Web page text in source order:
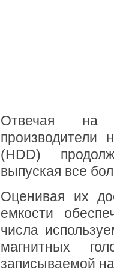
Отвечая на
производители
(HDD)
выпуская все
Оценивая их
емкости
числа
магнитных
записываемой